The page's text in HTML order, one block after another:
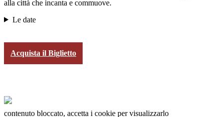
alla città che incanta e commuove.
Le date
Acquista il Biglietto
contenuto bloccato, accetta i cookie per visualizzarlo